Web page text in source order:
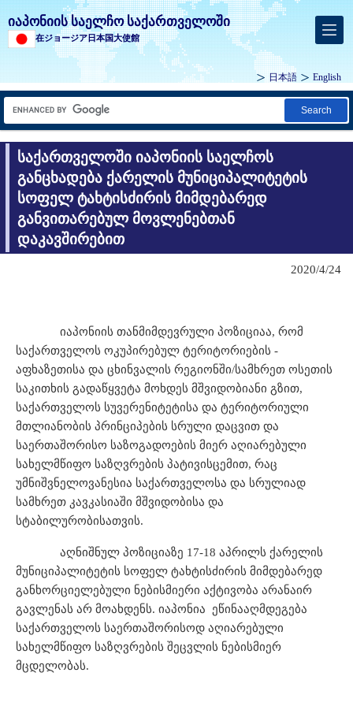
იაპონიის საელჩო საქართველოში
在ジョージア日本国大使館
日本語 English
Search
საქართველოში იაპონიის საელჩოს
განცხადება ქარელის მუნიციპალიტეტის
სოფელ ტახტისძირის მიმდებარედ
განვითარებულ მოვლენებთან
დაკავშირებით
2020/4/24
იაპონიის თანმიმდევრული პოზიციაა, რომ
საქართველოს ოკუპირებულ ტერიტორიების -
აფხაზეთისა და ცხინვალის რეგიონში/სამხრეთ ოსეთის
საკითხის გადაწყვეტა მოხდეს მშვიდობიანი გზით,
საქართველოს სუვერენიტეტისა და ტერიტორიული
მთლიანობის პრინციპების სრული დაცვით და
საერთაშორისო საზოგადოების მიერ აღიარებული
სახელმწიფო საზღვრების პატივისცემით, რაც
უმნიშვნელოვანესია საქართველოსა და სრულიად
სამხრეთ კავკასიაში მშვიდობისა და
სტაბილურობისათვის.
აღნიშნულ პოზიციაზე 17-18 აპრილს ქარელის
მუნიციპალიტეტის სოფელ ტახტისძირის მიმდებარედ
განხორციელებული ნებისმიერი აქტივობა არანაირ
გავლენას არ მოახდენს. იაპონია ეწინააღმდეგება
საქართველოს საერთაშორისოდ აღიარებული
სახელმწიფო საზღვრების შეცვლის ნებისმიერ
მცდელობას.